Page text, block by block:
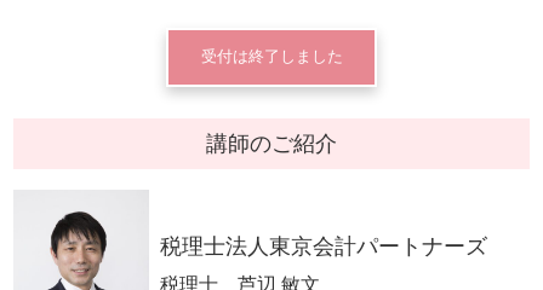
受付は終了しました
講師のご紹介
税理士法人東京会計パートナーズ
税理士 芦辺 敏文